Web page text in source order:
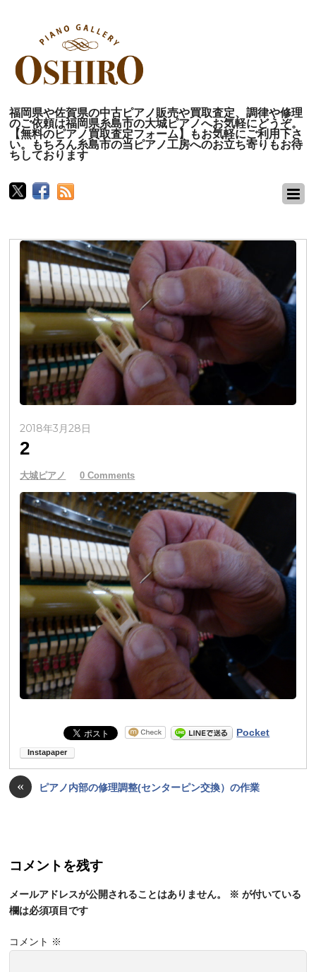
福岡県や佐賀県の中古ピアノ販売や買取査定、調律や修理
のご依頼は福岡県糸島市の大城ピアノへお気軽にどうぞ。
【無料のピアノ買取査定フォーム】もお気軽にご利用下さ
い。もちろん糸島市の当ピアノ工房へのお立ち寄りもお待
ちしております
2018年3月28日
2
大城ピアノ 0 Comments
Pocket
« ピアノ内部の修理調整(センターピン交換）の作業
コメントを残す
メールアドレスが公開されることはありません。 ※ が付いている
欄は必須項目です
コメント ※